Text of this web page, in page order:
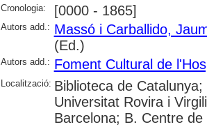
Cronologia: [0000 - 1865]
Autors add.: Massó i Carballido,
(Ed.)
Autors add.: Foment Cultural de
Localització: Biblioteca de
Universitat Rovira i
Barcelona; B. Centre